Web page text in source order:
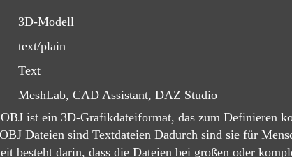
3D-Modell
text/plain
Text
MeshLab, CAD Assistant, DAZ Studio
ist ein 3D-Grafikdateiformat, das zum Definieren
Dateien sind Textdateien Dadurch sind sie für
besteht darin, dass die Dateien bei großen oder